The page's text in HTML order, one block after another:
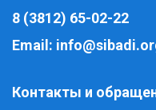
8 (3812) 65-02-22
Email:
Контакты и